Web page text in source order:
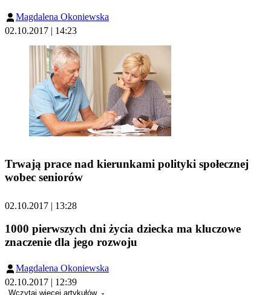
Magdalena Okoniewska
02.10.2017 | 14:23
Trwają prace nad kierunkami polityki społecznej
wobec seniorów
02.10.2017 | 13:28
1000 pierwszych dni życia dziecka ma kluczowe
znaczenie dla jego rozwoju
Magdalena Okoniewska
02.10.2017 | 12:39
Wczytaj więcej artykułów